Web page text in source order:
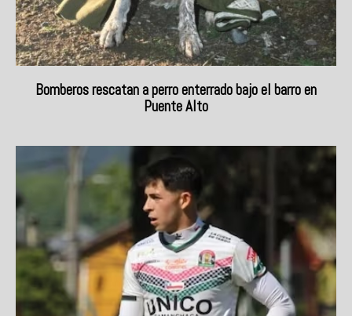
Bomberos rescatan a perro enterrado bajo el barro en
Puente Alto